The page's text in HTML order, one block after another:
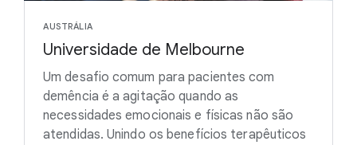
AUSTRÁLIA
Universidade de Melbourne
Um desafio comum para pacientes com
demência é a agitação quando as
necessidades emocionais e físicas não são
atendidas. Unindo os benefícios terapêuticos